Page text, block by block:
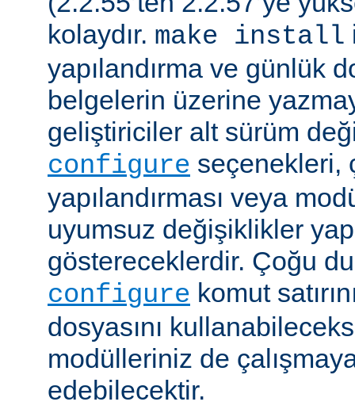
kolaydır. make install
yapılandırma ve günlük
belgelerin üzerine
geliştiriciler alt sürüm
configure seçenekleri,
yapılandırması veya
uyumsuz değişiklikler
göstereceklerdir. Çoğu
configure komut
dosyasını
modülleriniz de
edebilecektir.